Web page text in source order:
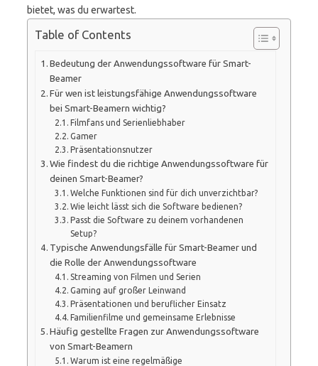
bietet, was du erwartest.
Table of Contents
Bedeutung der Anwendungssoftware für Smart-
Beamer
Für wen ist leistungsfähige Anwendungssoftware
bei Smart-Beamern wichtig?
Filmfans und Serienliebhaber
Gamer
Präsentationsnutzer
Wie findest du die richtige Anwendungssoftware für
deinen Smart-Beamer?
Welche Funktionen sind für dich unverzichtbar?
Wie leicht lässt sich die Software bedienen?
Passt die Software zu deinem vorhandenen
Setup?
Typische Anwendungsfälle für Smart-Beamer und
die Rolle der Anwendungssoftware
Streaming von Filmen und Serien
Gaming auf großer Leinwand
Präsentationen und beruflicher Einsatz
Familienfilme und gemeinsame Erlebnisse
Häufig gestellte Fragen zur Anwendungssoftware
von Smart-Beamern
Warum ist eine regelmäßige